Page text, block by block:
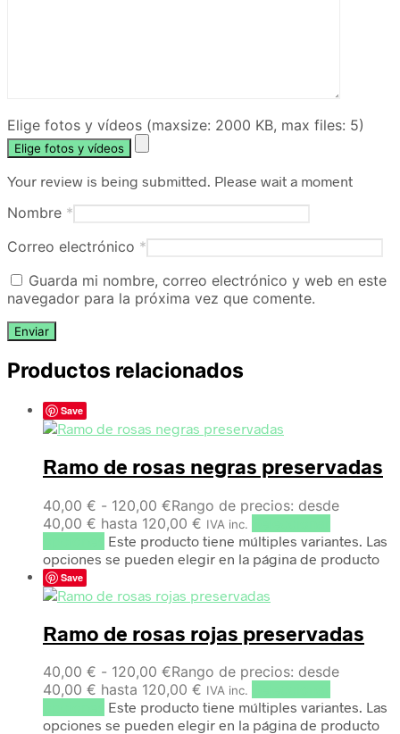
Elige fotos y vídeos (maxsize: 2000 KB, max files: 5)
Elige fotos y vídeos
Your review is being submitted. Please wait a moment
Nombre *
Correo electrónico *
Guarda mi nombre, correo electrónico y web en este
navegador para la próxima vez que comente.
Productos relacionados
Save
Ramo de rosas negras preservadas
40,00 € - 120,00 €Rango de precios: desde
40,00 € hasta 120,00 € IVA inc.
Este producto tiene múltiples variantes. Las
opciones se pueden elegir en la página de producto
Save
Ramo de rosas rojas preservadas
40,00 € - 120,00 €Rango de precios: desde
40,00 € hasta 120,00 € IVA inc.
Este producto tiene múltiples variantes. Las
opciones se pueden elegir en la página de producto